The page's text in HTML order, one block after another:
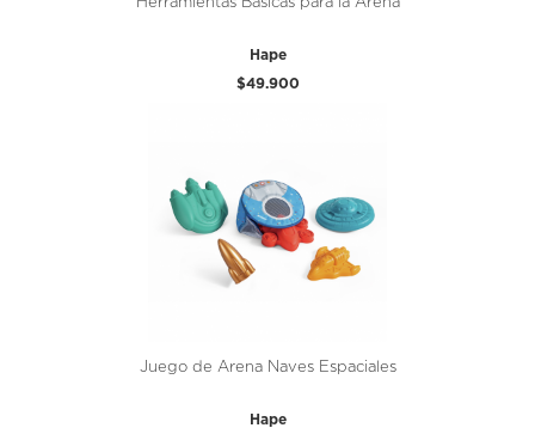
Hape
$49.900
Juego de Arena Naves Espaciales
Hape